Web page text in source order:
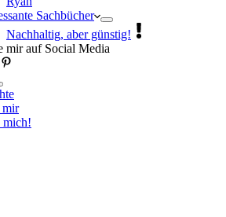
Sachbücher
Nachhaltig, aber günstig!
mir auf Social Media
Pinterest
mir
mich!